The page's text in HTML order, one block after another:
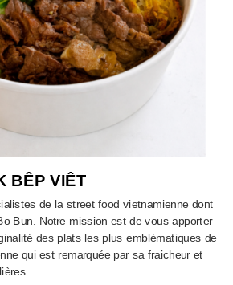
BÊP VIÊT
de la street food vietnamienne dont
Bun. Notre mission est de vous apporter
des plats les plus emblématiques de
qui est remarquée par sa fraicheur et